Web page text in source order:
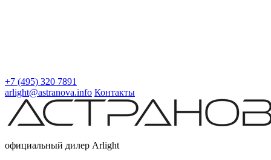
+7 (495) 320 7891
arlight@astranova.info Контакты
официальный дилер Arlight